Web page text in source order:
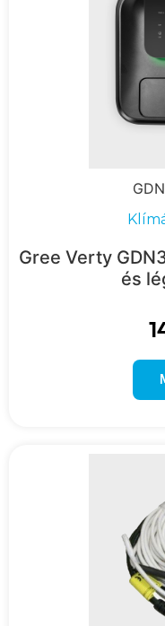
Gree Verty
és